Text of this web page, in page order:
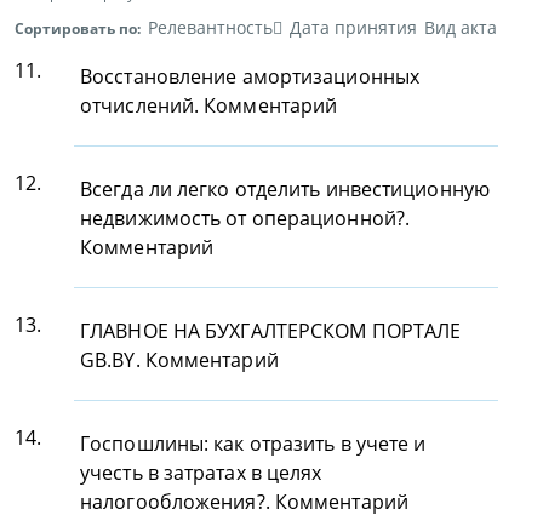
Сортировать по: Релевантность Дата принятия Вид акта
11.
Восстановление амортизационных
отчислений. Комментарий
12.
Всегда ли легко отделить инвестиционную
недвижимость от операционной?.
Комментарий
13.
ГЛАВНОЕ НА БУХГАЛТЕРСКОМ ПОРТАЛЕ
GB.BY. Комментарий
14.
Госпошлины: как отразить в учете и
учесть в затратах в целях
налогообложения?. Комментарий